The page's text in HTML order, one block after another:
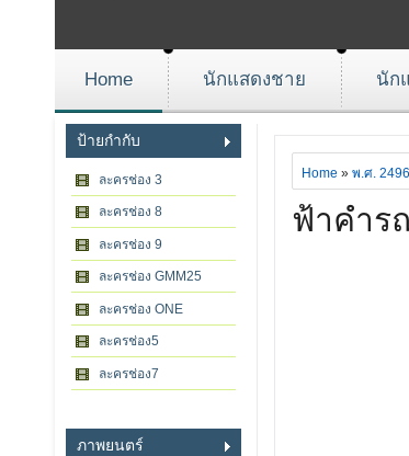
Home นักแสดงชาย นัก
ป้ายกำกับ
ละครช่อง 3
ละครช่อง 8
ละครช่อง 9
ละครช่อง GMM25
ละครช่อง ONE
ละครช่อง5
ละครช่อง7
ภาพยนตร์
Home » พ.ศ. 2496
ฟ้าคำร